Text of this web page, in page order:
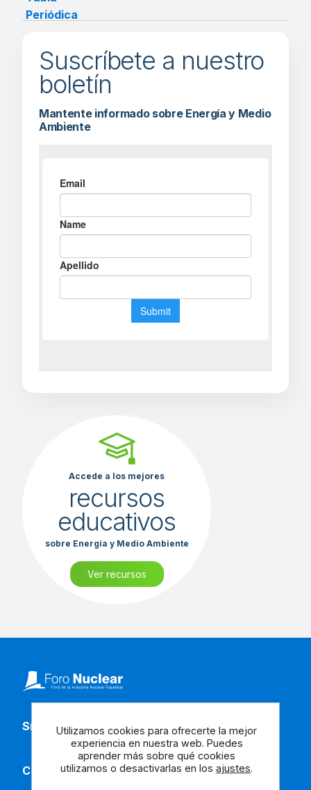
Suscríbete a nuestro
boletín
Mantente informado sobre Energía y Medio
Ambiente
Accede a los mejores
recursos
educativos
sobre Energía y Medio Ambiente
Ver recursos
Síguenos en redes
Contacta con nosotros
Utilizamos cookies para ofrecerte la mejor
experiencia en nuestra web. Puedes
aprender más sobre qué cookies
utilizamos o desactivarlas en losajustes.